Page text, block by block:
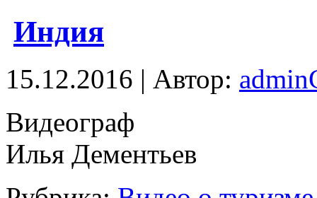
Индия
15.12.2016 | Автор:
Видeoгрaф
Илья Дементьев